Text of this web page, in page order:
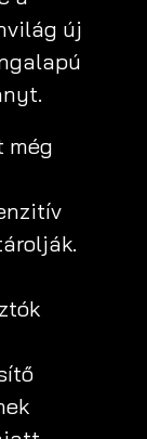
új
még